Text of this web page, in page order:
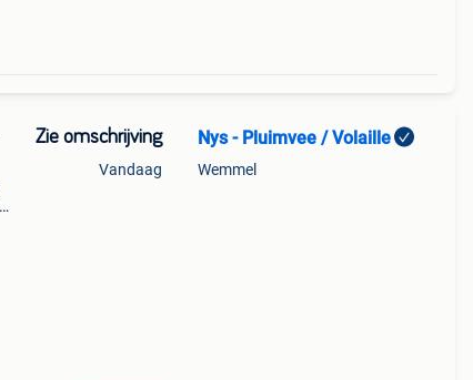
Zie omschrijving
Vandaag
Nys - Pluimvee / Volaille
Wemmel